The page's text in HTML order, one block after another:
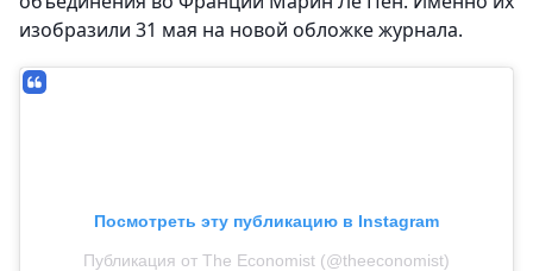
изобразили 31 мая на новой обложке журнала.
Посмотреть эту публикацию в Instagram
Публикация от The Economist (@theeconomist)